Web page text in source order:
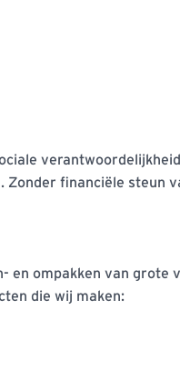
financiële
ompakken van grote
die wij maken: